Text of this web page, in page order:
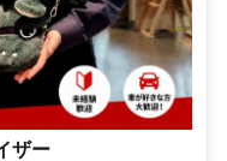
ザー